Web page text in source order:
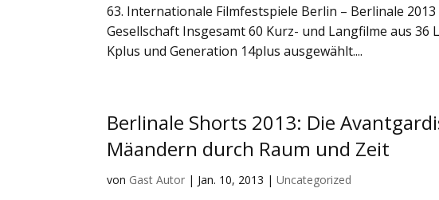
63. Internationale Filmfestspiele Berlin – Berlinale
Gesellschaft Insgesamt 60 Kurz- und Langfilme aus
Kplus und Generation 14plus ausgewählt....
Berlinale Shorts 2013: Die
Mäandern durch Raum und Zeit
von Gast Autor | Jan. 10, 2013 |Uncategorized